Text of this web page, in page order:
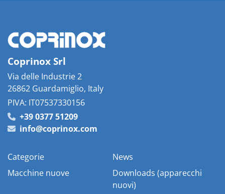
Coprinox Srl
Via delle Industrie 2
26862 Guardamiglio, Italy
PIVA: IT07537330156
+39 0377 51209
info@coprinox.com
Categorie
News
Macchine nuove
Downloads (apparecchi
nuovi)